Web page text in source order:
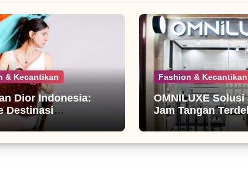
& Kecantikan
Dior Indonesia:
Destinasi
Fashion & Kecantikan
OMNILUXE
Jam Tangan